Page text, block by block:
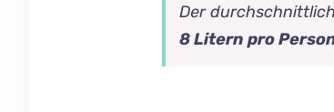
Der
8 Litern pro